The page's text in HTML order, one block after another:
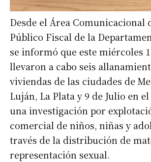
Desde el Área
Público Fiscal de la
se informó que este miércoles
llevaron a cabo seis
viviendas de las ciudades de
Luján, La Plata y 9 de Julio en
una investigación por
comercial de niños, niñas y
través de la distribución de
representación sexual.